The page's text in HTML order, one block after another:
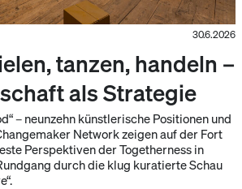
30.6.2026
tanzen, handeln –
als Strategie
– neunzehn künstlerische Positionen und
Network zeigen auf der Fort
Perspektiven der Togetherness in
durch die klug kuratierte Schau